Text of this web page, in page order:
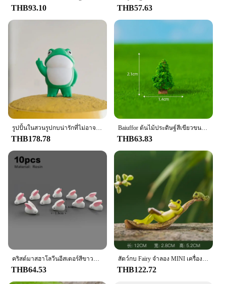
THB93.10 THB57.63
รูปปั้นในสวนรูปกบน่ารักที่ไม่อาจปฏิเสธได้สำหรับตกแต่งสวนรูปปั้นกบขนาดกลางของตกแต่งสวนด้วยเรซิ่นขนาดเล็ก
THB178.78
Baiuffor ต้นไม้ประดิษฐ์สีเขียวขนาดเล็กต้นไม้ประดิษฐ์สำหรับตกแต่งสวนอุปกรณ์ตกแต่งบ้านตุ๊กตาของตกแต่งสวนในเทพนิยาย
THB63.83
คริสต์มาสฮาโลวีนอีสเตอร์สีขาวกระต่ายFigurine DIY Home Kawaii Room Decor Miniature Fairy Gardenอุปกรณ์ตกแต่งโมเดิร์น
THB64.53
สัตว์กบ Fairy จําลอง MINI เครื่องประดับเรซิ่นตกแต่งสวน Miniature Figurines Home Micro LandscapeTerrarium CRAFT ของขวัญ
THB122.72